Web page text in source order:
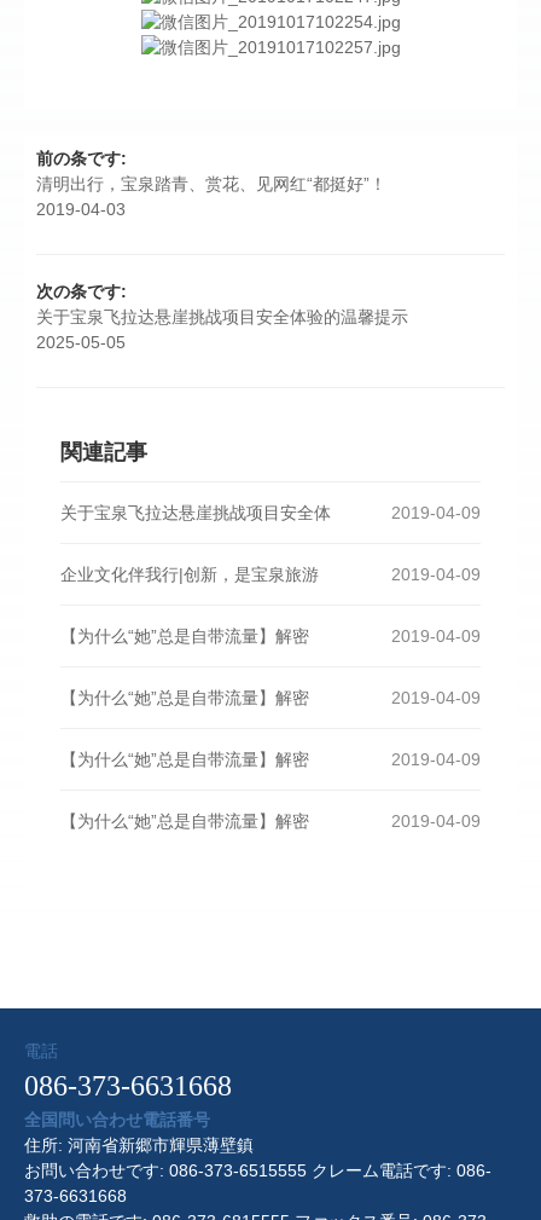
前の条です:
清明出行，宝泉踏青、赏花、见网红“都挺好”！
2019-04-03
次の条です:
关于宝泉飞拉达悬崖挑战项目安全体验的温馨提示
2025-05-05
関連記事
2019-04-09
关于宝泉飞拉达悬崖挑战项目安全体
2019-04-09
企业文化伴我行|创新，是宝泉旅游
2019-04-09
【为什么“她”总是自带流量】解密
2019-04-09
【为什么“她”总是自带流量】解密
2019-04-09
【为什么“她”总是自带流量】解密
2019-04-09
【为什么“她”总是自带流量】解密
電話
086-373-6631668
全国問い合わせ電話番号
住所: 河南省新郷市輝県薄壁鎮
お問い合わせです: 086-373-6515555 クレーム電話です: 086-
373-6631668